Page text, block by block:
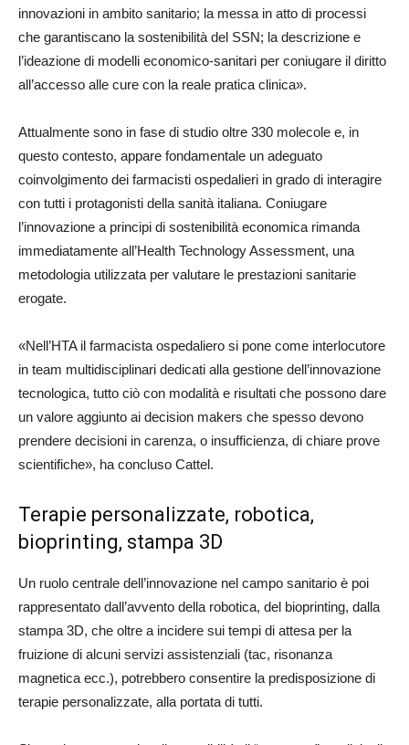
innovazioni in ambito sanitario; la messa in atto di processi
che garantiscano la sostenibilità del SSN; la descrizione e
l’ideazione di modelli economico-sanitari per coniugare il diritto
all’accesso alle cure con la reale pratica clinica».
Attualmente sono in fase di studio oltre 330 molecole e, in
questo contesto, appare fondamentale un adeguato
coinvolgimento dei farmacisti ospedalieri in grado di interagire
con tutti i protagonisti della sanità italiana. Coniugare
l’innovazione a principi di sostenibilità economica rimanda
immediatamente all’Health Technology Assessment, una
metodologia utilizzata per valutare le prestazioni sanitarie
erogate.
«Nell’HTA il farmacista ospedaliero si pone come interlocutore
in team multidisciplinari dedicati alla gestione dell’innovazione
tecnologica, tutto ciò con modalità e risultati che possono dare
un valore aggiunto ai decision makers che spesso devono
prendere decisioni in carenza, o insufficienza, di chiare prove
scientifiche», ha concluso Cattel.
Terapie personalizzate, robotica,
bioprinting, stampa 3D
Un ruolo centrale dell’innovazione nel campo sanitario è poi
rappresentato dall’avvento della robotica, del bioprinting, dalla
stampa 3D, che oltre a incidere sui tempi di attesa per la
fruizione di alcuni servizi assistenziali (tac, risonanza
magnetica ecc.), potrebbero consentire la predisposizione di
terapie personalizzate, alla portata di tutti.